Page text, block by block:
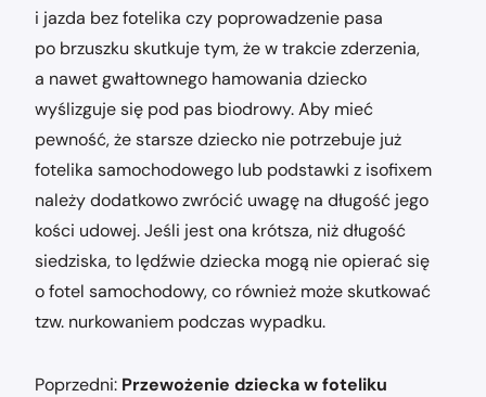
i jazda bez fotelika czy poprowadzenie pasa
po brzuszku skutkuje tym, że w trakcie zderzenia,
a nawet gwałtownego hamowania dziecko
wyślizguje się pod pas biodrowy. Aby mieć
pewność, że starsze dziecko nie potrzebuje już
fotelika samochodowego lub podstawki z isofixem
należy dodatkowo zwrócić uwagę na długość jego
kości udowej. Jeśli jest ona krótsza, niż długość
siedziska, to lędźwie dziecka mogą nie opierać się
o fotel samochodowy, co również może skutkować
tzw. nurkowaniem podczas wypadku.
Nawigacja
Poprzedni: Przewożenie dziecka w foteliku